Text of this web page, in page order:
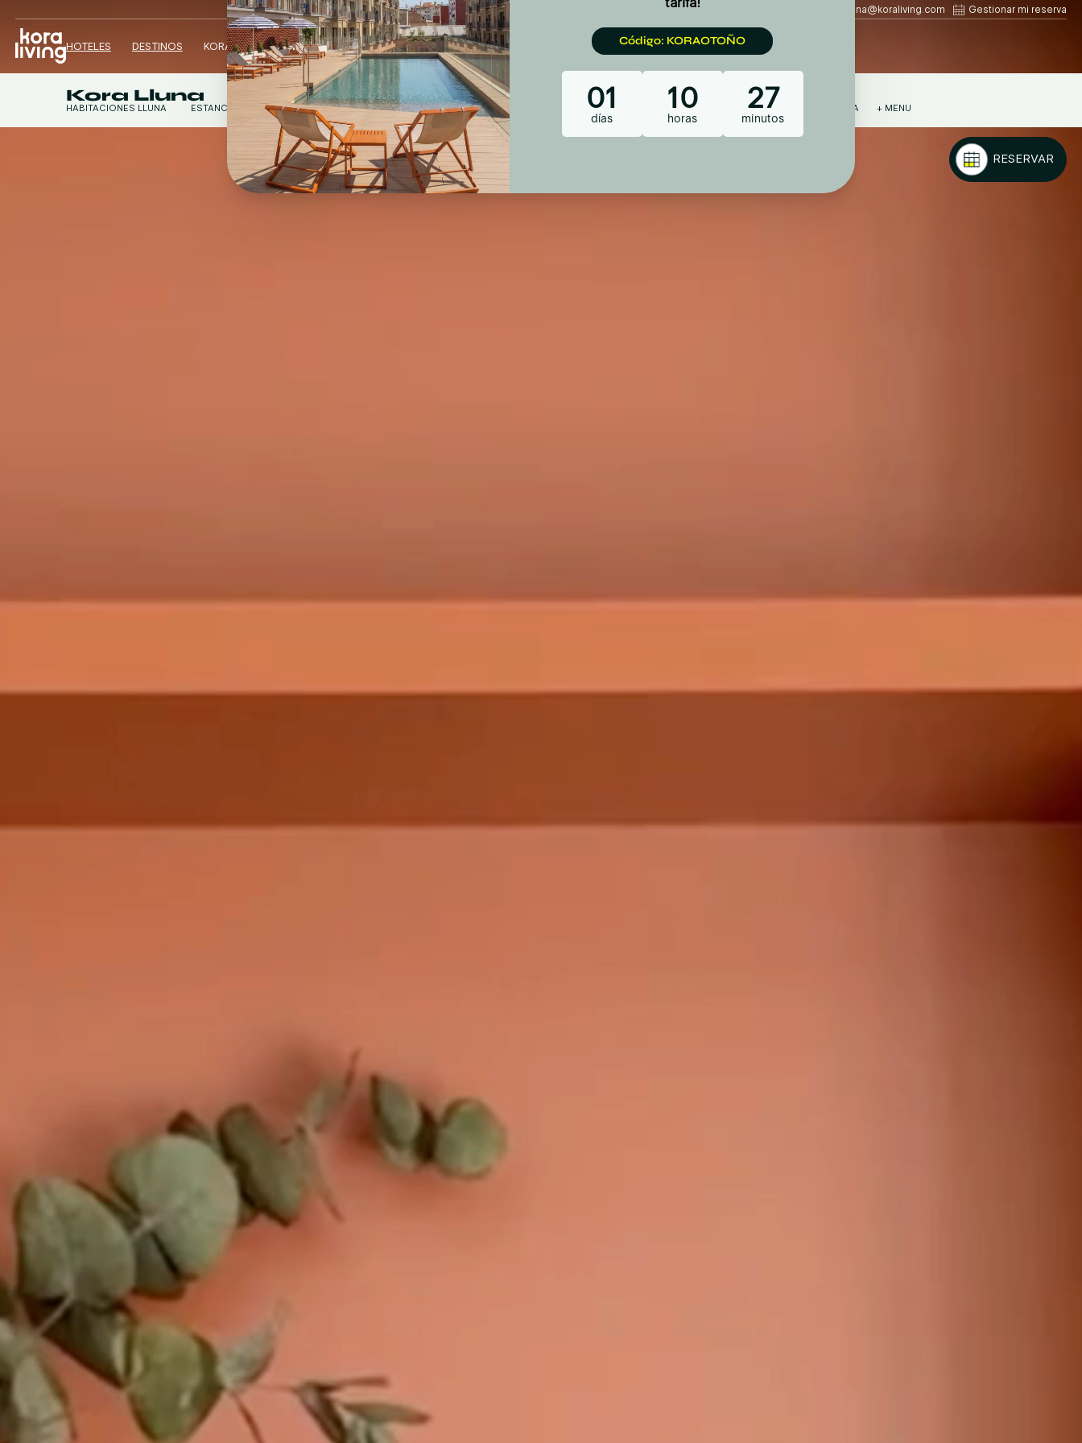
ESTANCIAS FLEXIBLES
lluna@koraliving.com Gestionar mi reserva
HOTELES DESTINOS KORA REWARDSBLOG: THE GAZETTESOSTENIBILIDADTALENTO INICIA SESIÓN
Kora Lluna
HABITACIONES LLUNA
ESTUDIOS LLUNA
ESTANCIAS FLEXIBLES ESPACIOS WOW!
FOODIE
DESAYUNO CONTINENTAL EN VALENCIA
EXPERIENCIAS LOCALES SOSTENIBILIDAD OFERTAS UBICACIÓN GALERÍA + MENU